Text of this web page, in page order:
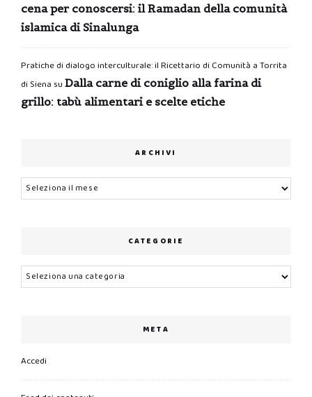
cena per conoscersi: il Ramadan della comunità
islamica di Sinalunga
Pratiche di dialogo interculturale: il Ricettario di Comunità a Torrita
di Siena su Dalla carne di coniglio alla farina di
grillo: tabù alimentari e scelte etiche
ARCHIVI
Archivi
CATEGORIE
Categorie
META
Accedi